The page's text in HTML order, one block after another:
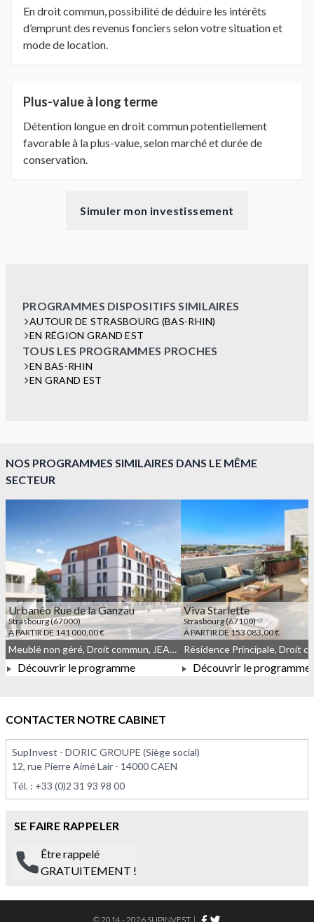
En droit commun, possibilité de déduire les intérêts
d’emprunt des revenus fonciers selon votre situation et
mode de location.
Plus-value à long terme
Détention longue en droit commun potentiellement
favorable à la plus-value, selon marché et durée de
conservation.
Simuler mon investissement
PROGRAMMES DISPOSITIFS SIMILAIRES
AUTOUR DE STRASBOURG (BAS-RHIN)
EN RÉGION GRAND EST
TOUS LES PROGRAMMES PROCHES
EN BAS-RHIN
EN GRAND EST
NOS PROGRAMMES SIMILAIRES DANS LE MÊME
SECTEUR
Urbanéo Rue de la Ganzau
Strasbourg (67000)
À PARTIR DE 141 000,00 €
À PARTIR DE 141 000,00 €
Meublé non géré, Droit commun, JEANBRUN
Découvrir le programme
Viva Starlette
Strasbourg (67100)
À PARTIR DE 153 083,00 €
Découvrir le programme
CONTACTER NOTRE CABINET
SupInvest - DORIC GROUPE (Siège social)
12, rue Pierre Aimé Lair - 14000 CAEN
Tél. : +33 (0)2 31 93 98 00
SE FAIRE RAPPELER
Être rappelé
GRATUITEMENT !
© 2014 - 2026 SUPINVEST |